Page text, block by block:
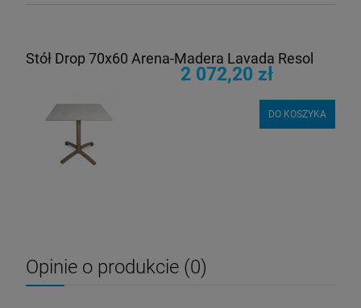
Stół Drop 70x60 Arena-Madera Lavada Resol
2 072,20 zł
DO KOSZYKA
Opinie o produkcie (0)